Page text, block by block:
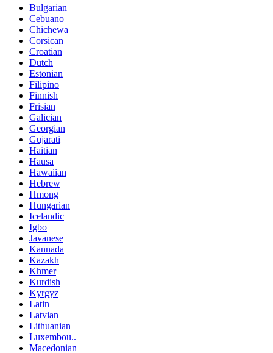
Bulgarian
Cebuano
Chichewa
Corsican
Croatian
Dutch
Estonian
Filipino
Finnish
Frisian
Galician
Georgian
Gujarati
Haitian
Hausa
Hawaiian
Hebrew
Hmong
Hungarian
Icelandic
Igbo
Javanese
Kannada
Kazakh
Khmer
Kurdish
Kyrgyz
Latin
Latvian
Lithuanian
Luxembou..
Macedonian